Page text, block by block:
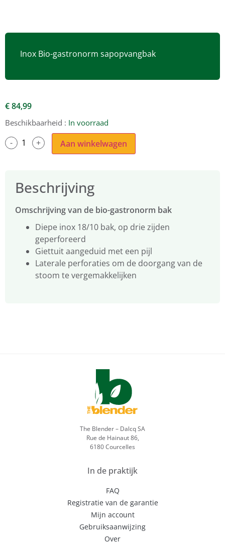
Inox Bio-gastronorm sapopvangbak
€84,99
Beschikbaarheid : In voorraad
Aan winkelwagen
Beschrijving
Omschrijving van de bio-gastronorm bak
Diepe inox 18/10 bak, op drie zijden
geperforeerd
Giettuit aangeduid met een pijl
Laterale perforaties om de doorgang van de
stoom te vergemakkelijken
The Blender – Dalcq SA
Rue de Hainaut 86,
6180 Courcelles
In de praktijk
FAQ
Registratie van de garantie
Mijn account
Gebruiksaanwijzing
Over